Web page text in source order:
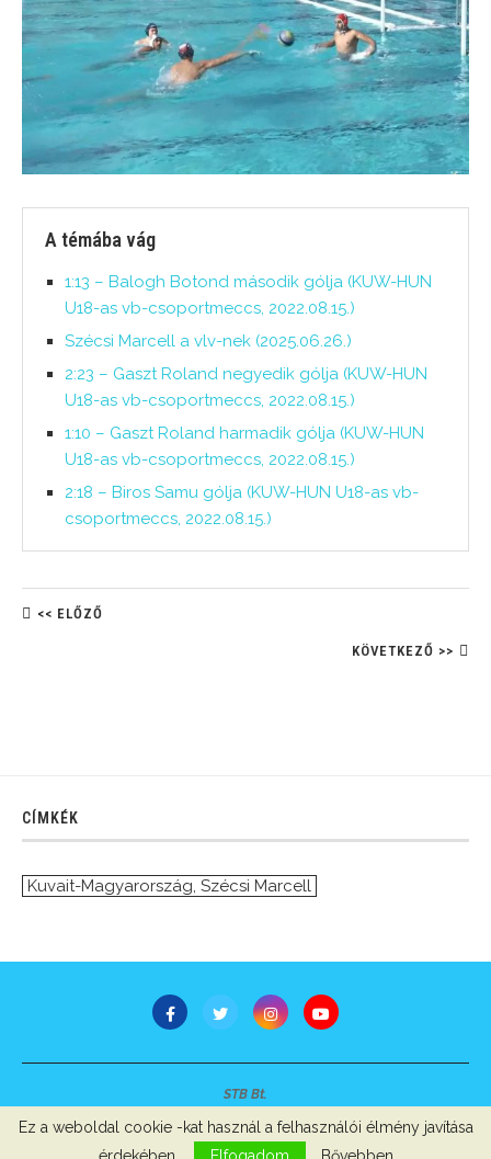
A témába vág
1:13 – Balogh Botond második gólja (KUW-HUN
U18-as vb-csoportmeccs, 2022.08.15.)
Szécsi Marcell a vlv-nek (2025.06.26.)
2:23 – Gaszt Roland negyedik gólja (KUW-HUN
U18-as vb-csoportmeccs, 2022.08.15.)
1:10 – Gaszt Roland harmadik gólja (KUW-HUN
U18-as vb-csoportmeccs, 2022.08.15.)
2:18 – Biros Samu gólja (KUW-HUN U18-as vb-
csoportmeccs, 2022.08.15.)
<< ELŐZŐ
KÖVETKEZŐ >>
CÍMKÉK
Kuvait-Magyarország, Szécsi Marcell
STB Bt.
Szerzői jogok, adatvédelem Impresszum
Ez a weboldal cookie -kat használ a felhasználói élmény javítása